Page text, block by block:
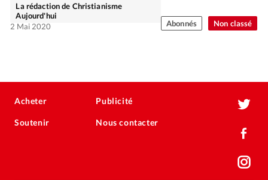
Non classé
La rédaction de Christianisme
Aujourd'hui
2 Mai 2020
Abonnés
Acheter
Soutenir
Publicité
Nous contacter